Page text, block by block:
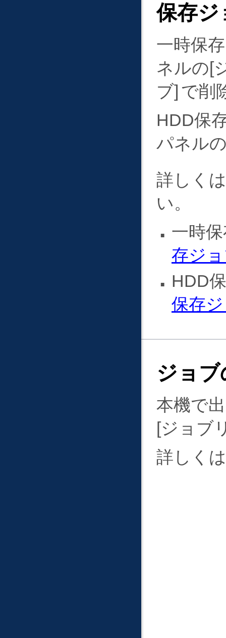
保存ジ
一時保
ネルの
ブ で削
HDD保
パネル
詳しく
い。
一時
存ジ
HDD
保存
ジョ
本機で
ジョブ
詳しく